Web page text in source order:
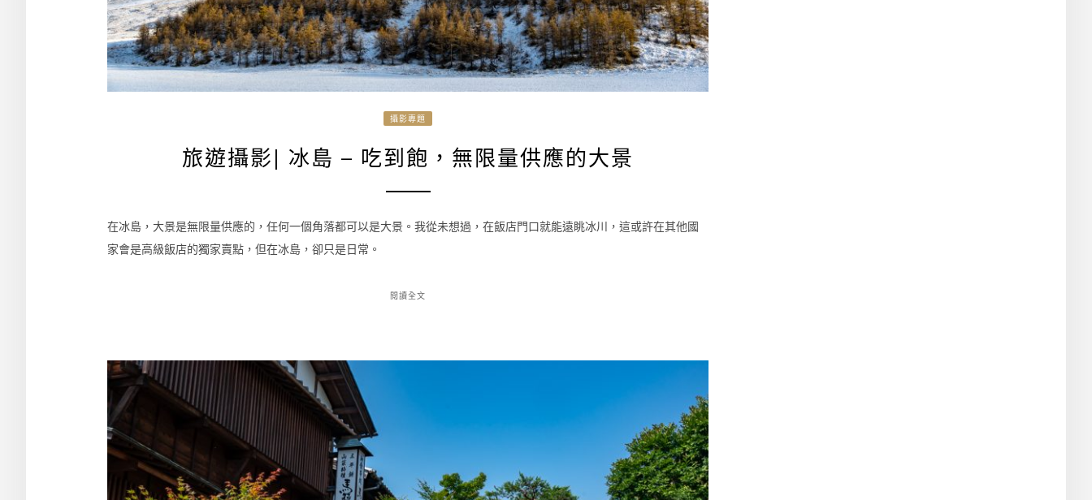
攝影專題
旅遊攝影| 冰島 – 吃到飽，無限量供應的大景
在冰島，大景是無限量供應的，任何一個角落都可以是大景。我從未想過，在飯店門口就能遠眺冰川，這或許在其他國
家會是高級飯店的獨家賣點，但在冰島，卻只是日常。
閱讀全文